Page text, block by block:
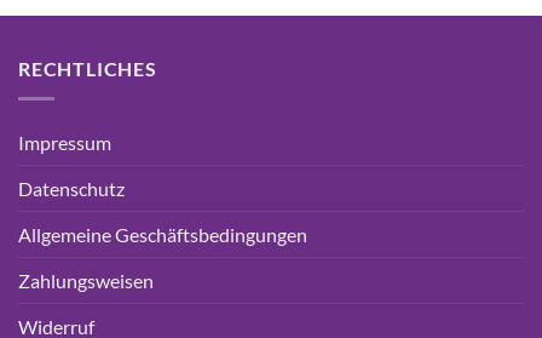
RECHTLICHES
Impressum
Datenschutz
Allgemeine Geschäftsbedingungen
Zahlungsweisen
Widerruf